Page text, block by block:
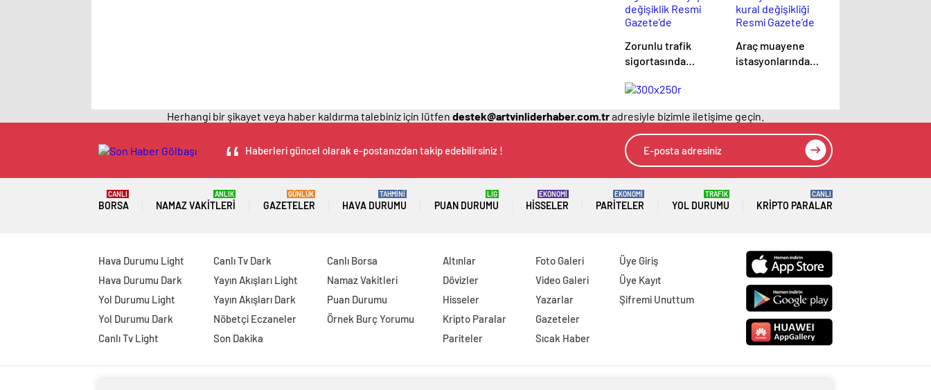
Zorunlu trafik
sigortasında
Resmi Gazete’de
yayımlanarak
yürürlüğe girdi
Araç muayene
istasyonlarında
yayımlanarak
yürürlüğe girdi
Herhangi bir şikayet veya haber kaldırma talebiniz için lütfen destek@artvinliderhaber.com.tradresiyle bizimle iletişime geçin.
Haberleri güncel olarak e-postanızdan takip edebilirsiniz !
BORSA
CANLI
NAMAZ VAKITLERI
ANLIK
GAZETELER
GÜNLÜK
HAVA DURUMU
TAHMİNİ
PUAN DURUMU
LİG
HISSELER
EKONOMİ
PARITELER
EKONOMİ
YOL DURUMU
TRAFİK
KRIPTO PARALAR
CANLI
Hava Durumu Light
Hava Durumu Dark
Yol Durumu Light
Yol Durumu Dark
Canlı Tv Light
Canlı Tv Dark
Yayın Akışları Light
Yayın Akışları Dark
Nöbetçi Eczaneler
Son Dakika
Canlı Borsa
Namaz Vakitleri
Puan Durumu
Örnek Burç Yorumu
Altınlar
Dövizler
Hisseler
Kripto Paralar
Pariteler
Foto Galeri
Video Galeri
Yazarlar
Gazeteler
Sıcak Haber
Üye Giriş
Üye Kayıt
Şifremi Unuttum